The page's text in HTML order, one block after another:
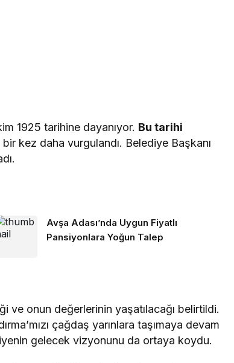
1925 tarihine dayanıyor. Bu tarihi
bir kez daha vurgulandı. Belediye Başkanı
Avşa Adası’nda Uygun Fiyatlı
Pansiyonlara Yoğun Talep
ve onun değerlerinin yaşatılacağı belirtildi.
çağdaş yarınlara taşımaya devam
gelecek vizyonunu da ortaya koydu.